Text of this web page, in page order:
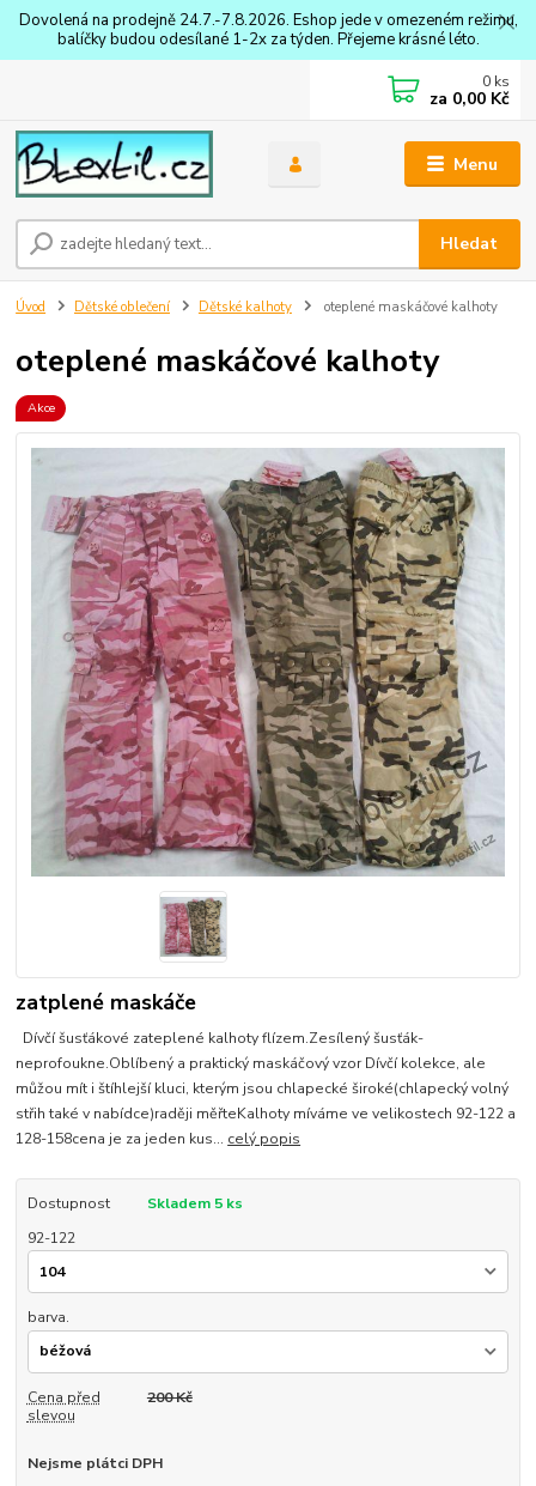
Dovolená na prodejně 24.7.-7.8.2026. Eshop jede v omezeném režimu,
balíčky budou odesílané 1-2x za týden. Přejeme krásné léto.
Menu
Hledat
0 ks
za 0,00 Kč
Úvod Dětské oblečení Dětské kalhoty oteplené maskáčové kalhoty
oteplené maskáčové kalhoty
Akce
zatplené maskáče
Dívčí šusťákové zateplené kalhoty flízem.Zesílený šusťák-
neprofoukne.Oblíbený a praktický maskáčový vzor Dívčí kolekce, ale
můžou mít i štíhlejší kluci, kterým jsou chlapecké široké(chlapecký volný
střih také v nabídce)raději měřteKalhoty míváme ve velikostech 92-122 a
128-158cena je za jeden kus... celý popis
Dostupnost
Skladem 5 ks
92-122
barva.
Cena před
slevou
200 Kč
Nejsme plátci DPH